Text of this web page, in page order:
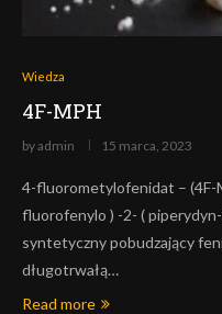
Wiedza
4F-MPH
byadmin 15 marca, 2023
4-fluorometylofenidat – (4F-
fluorofenylo ) -2- (
syntetyczny pobudzający
długotrwałą…
Read more